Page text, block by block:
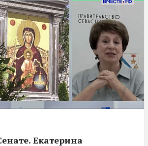
Екатерина